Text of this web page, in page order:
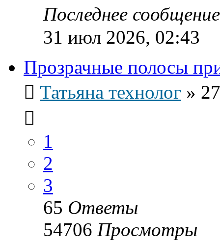
Последнее
31 июл 2026, 02:43
Прозрачные полосы
Татьяна технолог »
1
2
3
65 Ответы
54706 Просмотры